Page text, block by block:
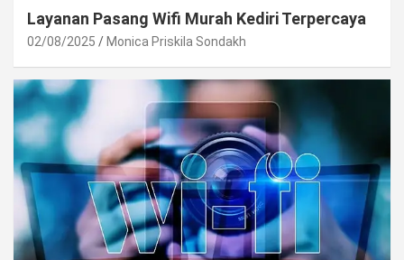
Layanan Pasang Wifi Murah Kediri Terpercaya
02/08/2025 Monica Priskila Sondakh